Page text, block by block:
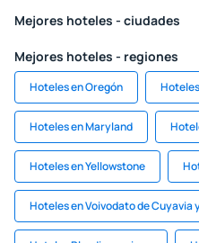
Mejores hoteles - ciudades
Mejores hoteles - regiones
Hoteles en Oregón
Hoteles en Maryland
Hoteles en Yellowstone
Hoteles en Voivodato de Cuyavia